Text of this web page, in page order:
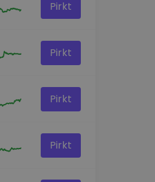
Pirkt
Pirkt
Pirkt
Pirkt